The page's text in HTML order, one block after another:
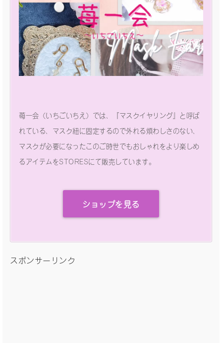
苺一会（いちごいちえ）では、『マスクイヤリング』と呼ば
れている、マスク紐に固定するので外れる煩わしさのない、
マスクが必要になったこのご時世でもおしゃれをより楽しめ
るアイテムをSTORESにて販売しています。
ショップを見る
スポンサーリンク